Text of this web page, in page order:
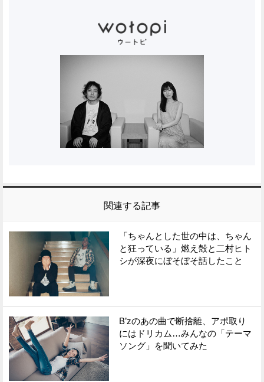
関連する記事
「ちゃんとした世の中は、ちゃん
と狂っている」燃え殻と二村ヒト
シが深夜にぼそぼそ話したこと
B’zのあの曲で断捨離、アポ取り
にはドリカム…みんなの「テーマ
ソング」を聞いてみた